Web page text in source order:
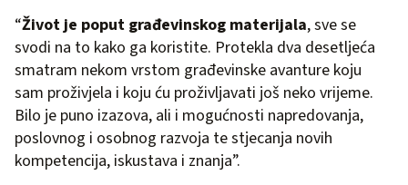
“Život je poput građevinskog materijala, sve se
svodi na to kako ga koristite. Protekla dva desetljeća
smatram nekom vrstom građevinske avanture koju
sam proživjela i koju ću proživljavati još neko vrijeme.
Bilo je puno izazova, ali i mogućnosti napredovanja,
poslovnog i osobnog razvoja te stjecanja novih
kompetencija, iskustava i znanja”.